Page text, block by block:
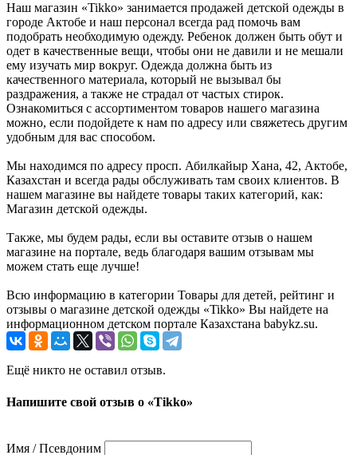
Наш магазин «Tikko» занимается продажей детской одежды в
городе Актобе и наш персонал всегда рад помочь вам
подобрать необходимую одежду. Ребенок должен быть обут и
одет в качественные вещи, чтобы они не давили и не мешали
ему изучать мир вокруг. Одежда должна быть из
качественного материала, который не вызывал бы
раздражения, а также не страдал от частых стирок.
Ознакомиться с ассортиментом товаров нашего магазина
можно, если подойдете к нам по адресу или свяжетесь другим
удобным для вас способом.
Мы находимся по адресу просп. Абилкайыр Хана, 42, Актобе,
Казахстан и всегда рады обслуживать там своих клиентов. В
нашем магазине вы найдете товары таких категорий, как:
Магазин детской одежды.
Также, мы будем рады, если вы оставите отзыв о нашем
магазине на портале, ведь благодаря вашим отзывам мы
можем стать еще лучше!
Всю информацию в категории Товары для детей, рейтинг и
отзывы о магазине детской одежды «Tikko» Вы найдете на
информационном детском портале Казахстана babykz.su.
Ещё никто не оставил отзыв.
Напишите свой отзыв о «Tikko»
Имя / Псевдоним